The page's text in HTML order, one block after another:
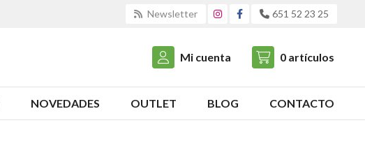
Newsletter 651 52 23 25
Mi cuenta 0 artículos
NOVEDADES OUTLET BLOG CONTACTO